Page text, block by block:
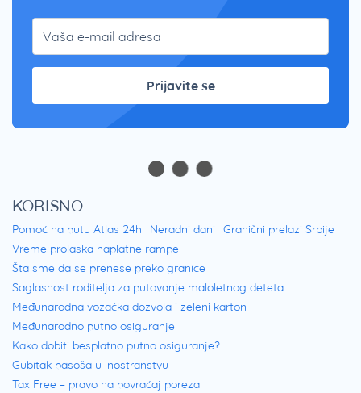
Prijavite se
KORISNO
Pomoć na putu Atlas 24h Neradni dani
Granični prelazi Srbije
Vreme prolaska naplatne rampe
Šta sme da se prenese preko granice
Saglasnost roditelja za putovanje maloletnog deteta
Međunarodna vozačka dozvola i zeleni karton
Međunarodno putno osiguranje
Kako dobiti besplatno putno osiguranje?
Gubitak pasoša u inostranstvu
Tax Free – pravo na povraćaj poreza